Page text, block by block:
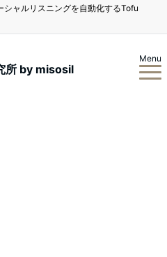
ャルリスニングを自動化するTofu
所 by misosil
Menu